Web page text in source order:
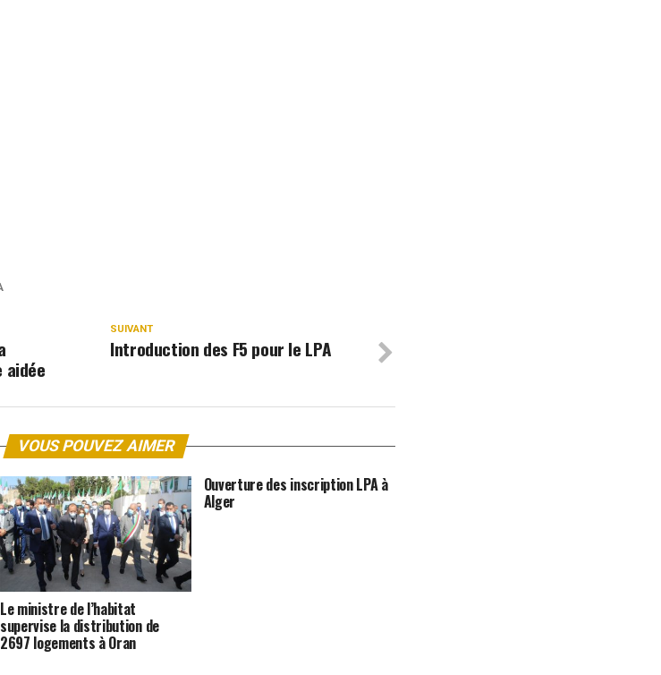
SUIVANT
Introduction des F5 pour le LPA
VOUS POUVEZ AIMER
Le ministre de l’habitat
supervise la distribution de
2697 logements à Oran
Ouverture des inscription LPA à
Alger